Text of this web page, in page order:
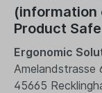
(information
Product
Ergonomic
Amelandstrasse
45665